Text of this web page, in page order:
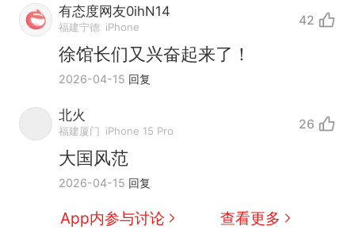
有态度网友0ihN14
福建宁德 iPhone 42
徐馆长们又兴奋起来了！
2026-04-15 回复
北火
福建厦门 iPhone 15 Pro 26
大国风范
2026-04-15 回复
App内参与讨论 查看更多